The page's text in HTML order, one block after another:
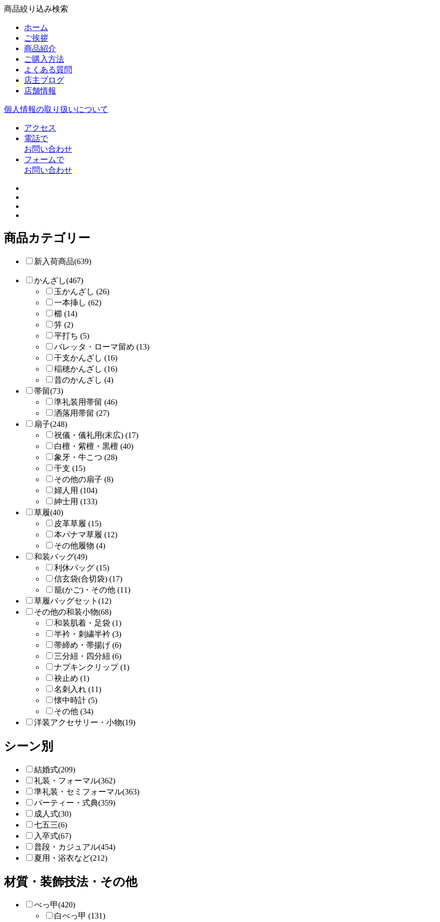
商品絞り込み検索
ホーム
ご挨拶
商品紹介
ご購入方法
よくある質問
店主ブログ
店舗情報
個人情報の取り扱いについて
アクセス
電話で
お問い合わせ
フォームで
お問い合わせ
商品カテゴリー
新入荷商品(639)
かんざし(467)
玉かんざし (26)
一本挿し (62)
櫛 (14)
笄 (2)
平打ち (5)
バレッタ・ローマ留め (13)
干支かんざし (16)
稲穂かんざし (16)
昔のかんざし (4)
帯留(73)
準礼装用帯留 (46)
洒落用帯留 (27)
扇子(248)
祝儀・儀礼用(末広) (17)
白檀・紫檀・黒檀 (40)
象牙・牛こつ (28)
干支 (15)
その他の扇子 (8)
婦人用 (104)
紳士用 (133)
草履(40)
皮革草履 (15)
本パナマ草履 (12)
その他履物 (4)
和装バッグ(49)
利休バッグ (15)
信玄袋(合切袋) (17)
籠(かご)・その他 (11)
草履バッグセット(12)
その他の和装小物(68)
和装肌着・足袋 (1)
半衿・刺繍半衿 (3)
帯締め・帯揚げ (6)
三分紐・四分紐 (6)
ナプキンクリップ (1)
袂止め (1)
名刺入れ (11)
懐中時計 (5)
その他 (34)
洋装アクセサリー・小物(19)
シーン別
結婚式(209)
礼装・フォーマル(362)
準礼装・セミフォーマル(363)
パーティー・式典(359)
成人式(30)
七五三(6)
入卒式(67)
普段・カジュアル(454)
夏用・浴衣など(212)
材質・装飾技法・その他
べっ甲(420)
白べっ甲 (131)